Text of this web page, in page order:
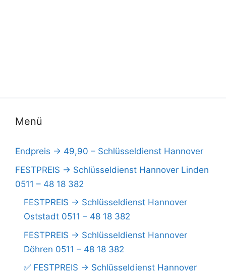
Menü
Endpreis -> 49,90 – Schlüsseldienst Hannover
FESTPREIS -> Schlüsseldienst Hannover Linden
0511 – 48 18 382
FESTPREIS -> Schlüsseldienst Hannover
Oststadt 0511 – 48 18 382
FESTPREIS -> Schlüsseldienst Hannover
Döhren 0511 – 48 18 382
✅ FESTPREIS -> Schlüsseldienst Hannover